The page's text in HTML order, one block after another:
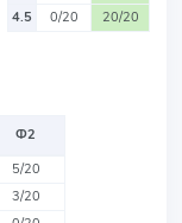
4.5
0/20 20/20
Ф2
5/20
3/20